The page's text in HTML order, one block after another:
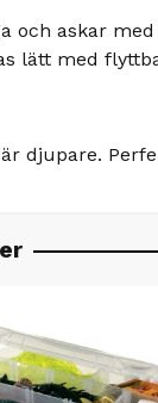
och askar
lätt med
djupare.